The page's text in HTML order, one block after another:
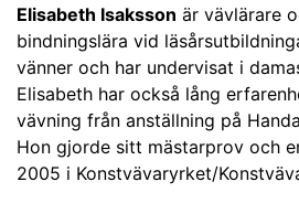
Elisabeth Isaksson är vävlärare
bindningslära vid
vänner och har undervisat i
Elisabeth har också lång
vävning från anställning på
Hon gjorde sitt mästarprov och
2005 i Konstvävaryrket/